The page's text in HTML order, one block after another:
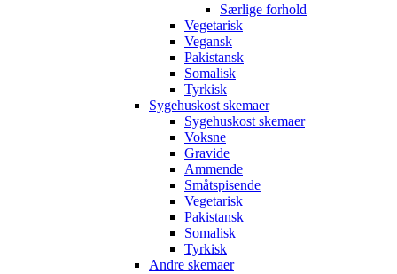
Særlige forhold
Vegetarisk
Vegansk
Pakistansk
Somalisk
Tyrkisk
Sygehuskost skemaer
Sygehuskost skemaer
Voksne
Gravide
Ammende
Småtspisende
Vegetarisk
Pakistansk
Somalisk
Tyrkisk
Andre skemaer